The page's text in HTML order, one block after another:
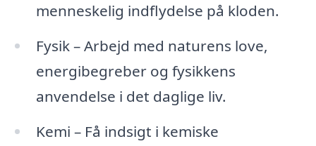
menneskelig indflydelse på kloden.
Fysik – Arbejd med naturens love,
energibegreber og fysikkens
anvendelse i det daglige liv.
Kemi – Få indsigt i kemiske